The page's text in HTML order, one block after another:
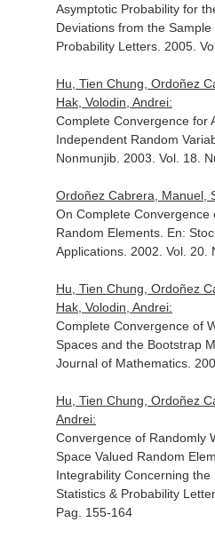
Asymptotic Probability for
Deviations from the Sample
Probability Letters. 2005.
Hu, Tien Chung, Ordoñez
Hak, Volodin, Andrei:
Complete Convergence for
Independent Random
Nonmunjib. 2003. Vol. 18.
Ordoñez Cabrera, Manuel,
On Complete Convergence
Random Elements. En:
Applications. 2002. Vol. 20.
Hu, Tien Chung, Ordoñez
Hak, Volodin, Andrei:
Complete Convergence of
Spaces and the Bootstrap
Journal of Mathematics.
Hu, Tien Chung, Ordoñez
Andrei:
Convergence of Randomly
Space Valued Random
Integrability Concerning the
Statistics & Probability
Pag. 155-164